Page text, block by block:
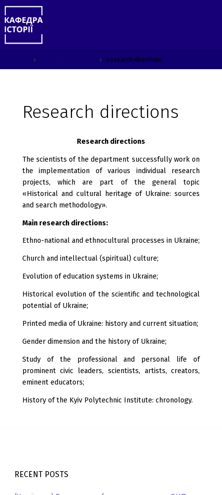
Skip
to
content
Home Research directions
Research directions
Research directions
The scientists of the department successfully work on
the implementation of various individual research
projects, which are part of the general topic
«Historical and cultural heritage of Ukraine: sources
and search methodology».
Main research directions:
Ethno-national and ethnocultural processes in Ukraine;
Church and intellectual (spiritual) culture;
Evolution of education systems in Ukraine;
Historical evolution of the scientific and technological
potential of Ukraine;
Printed media of Ukraine: history and current situation;
Gender dimension and the history of Ukraine;
Study of the professional and personal life of
prominent civic leaders, scientists, artists, creators,
eminent educators;
History of the Kyiv Polytechnic Institute: chronology.
RECENT POSTS